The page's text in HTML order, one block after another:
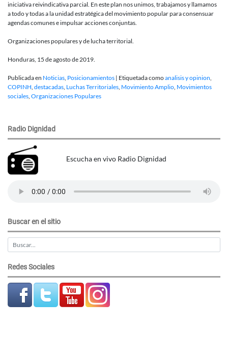
iniciativa reivindicativa parcial. En este plan nos unimos, trabajamos y llamamos
a todo y todas a la unidad estratégica del movimiento popular para consensuar
agendas comunes e impulsar acciones conjuntas.
Organizaciones populares y de lucha territorial.
Honduras, 15 de agosto de 2019.
Publicada en Noticias, Posicionamientos | Etiquetada comoanalisis y opinion,
COPINH, destacadas, Luchas Territoriales, Movimiento Amplio, Movimientos
sociales, Organizaciones Populares
Radio Dignidad
Escucha en vivo Radio Dignidad
Buscar en el sitio
Redes Sociales